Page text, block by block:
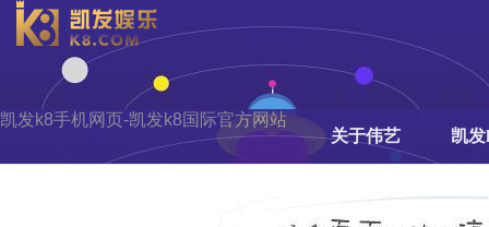
凯发k8手机网页-凯发k8国际官方网站
关于伟艺
凯